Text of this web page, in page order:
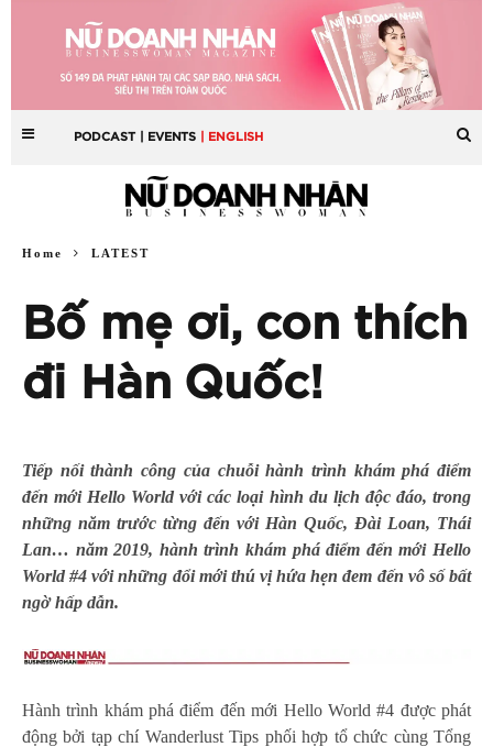
PODCAST | EVENTS | ENGLISH
Home LATEST
Bố mẹ ơi, con thích
đi Hàn Quốc!
Tiếp nối thành công của chuỗi hành trình khám phá điểm
đến mới Hello World với các loại hình du lịch độc đáo, trong
những năm trước từng đến với Hàn Quốc, Đài Loan, Thái
Lan… năm 2019, hành trình khám phá điểm đến mới Hello
World #4 với những đổi mới thú vị hứa hẹn đem đến vô số bất
ngờ hấp dẫn.
Hành trình khám phá điểm đến mới Hello World #4 được phát
động bởi tạp chí Wanderlust Tips phối hợp tổ chức cùng Tổng